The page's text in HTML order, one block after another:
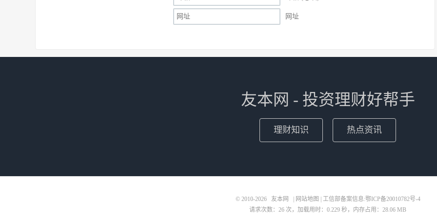
网址
友本网 - 投资理财好帮手
理财知识 热点资讯
© 2010-2026 友本网 网站地图 | 工信部备案信息:鄂ICP备20010782号-4
请求次数：26 次，加载用时：0.229 秒，内存占用：28.06 MB